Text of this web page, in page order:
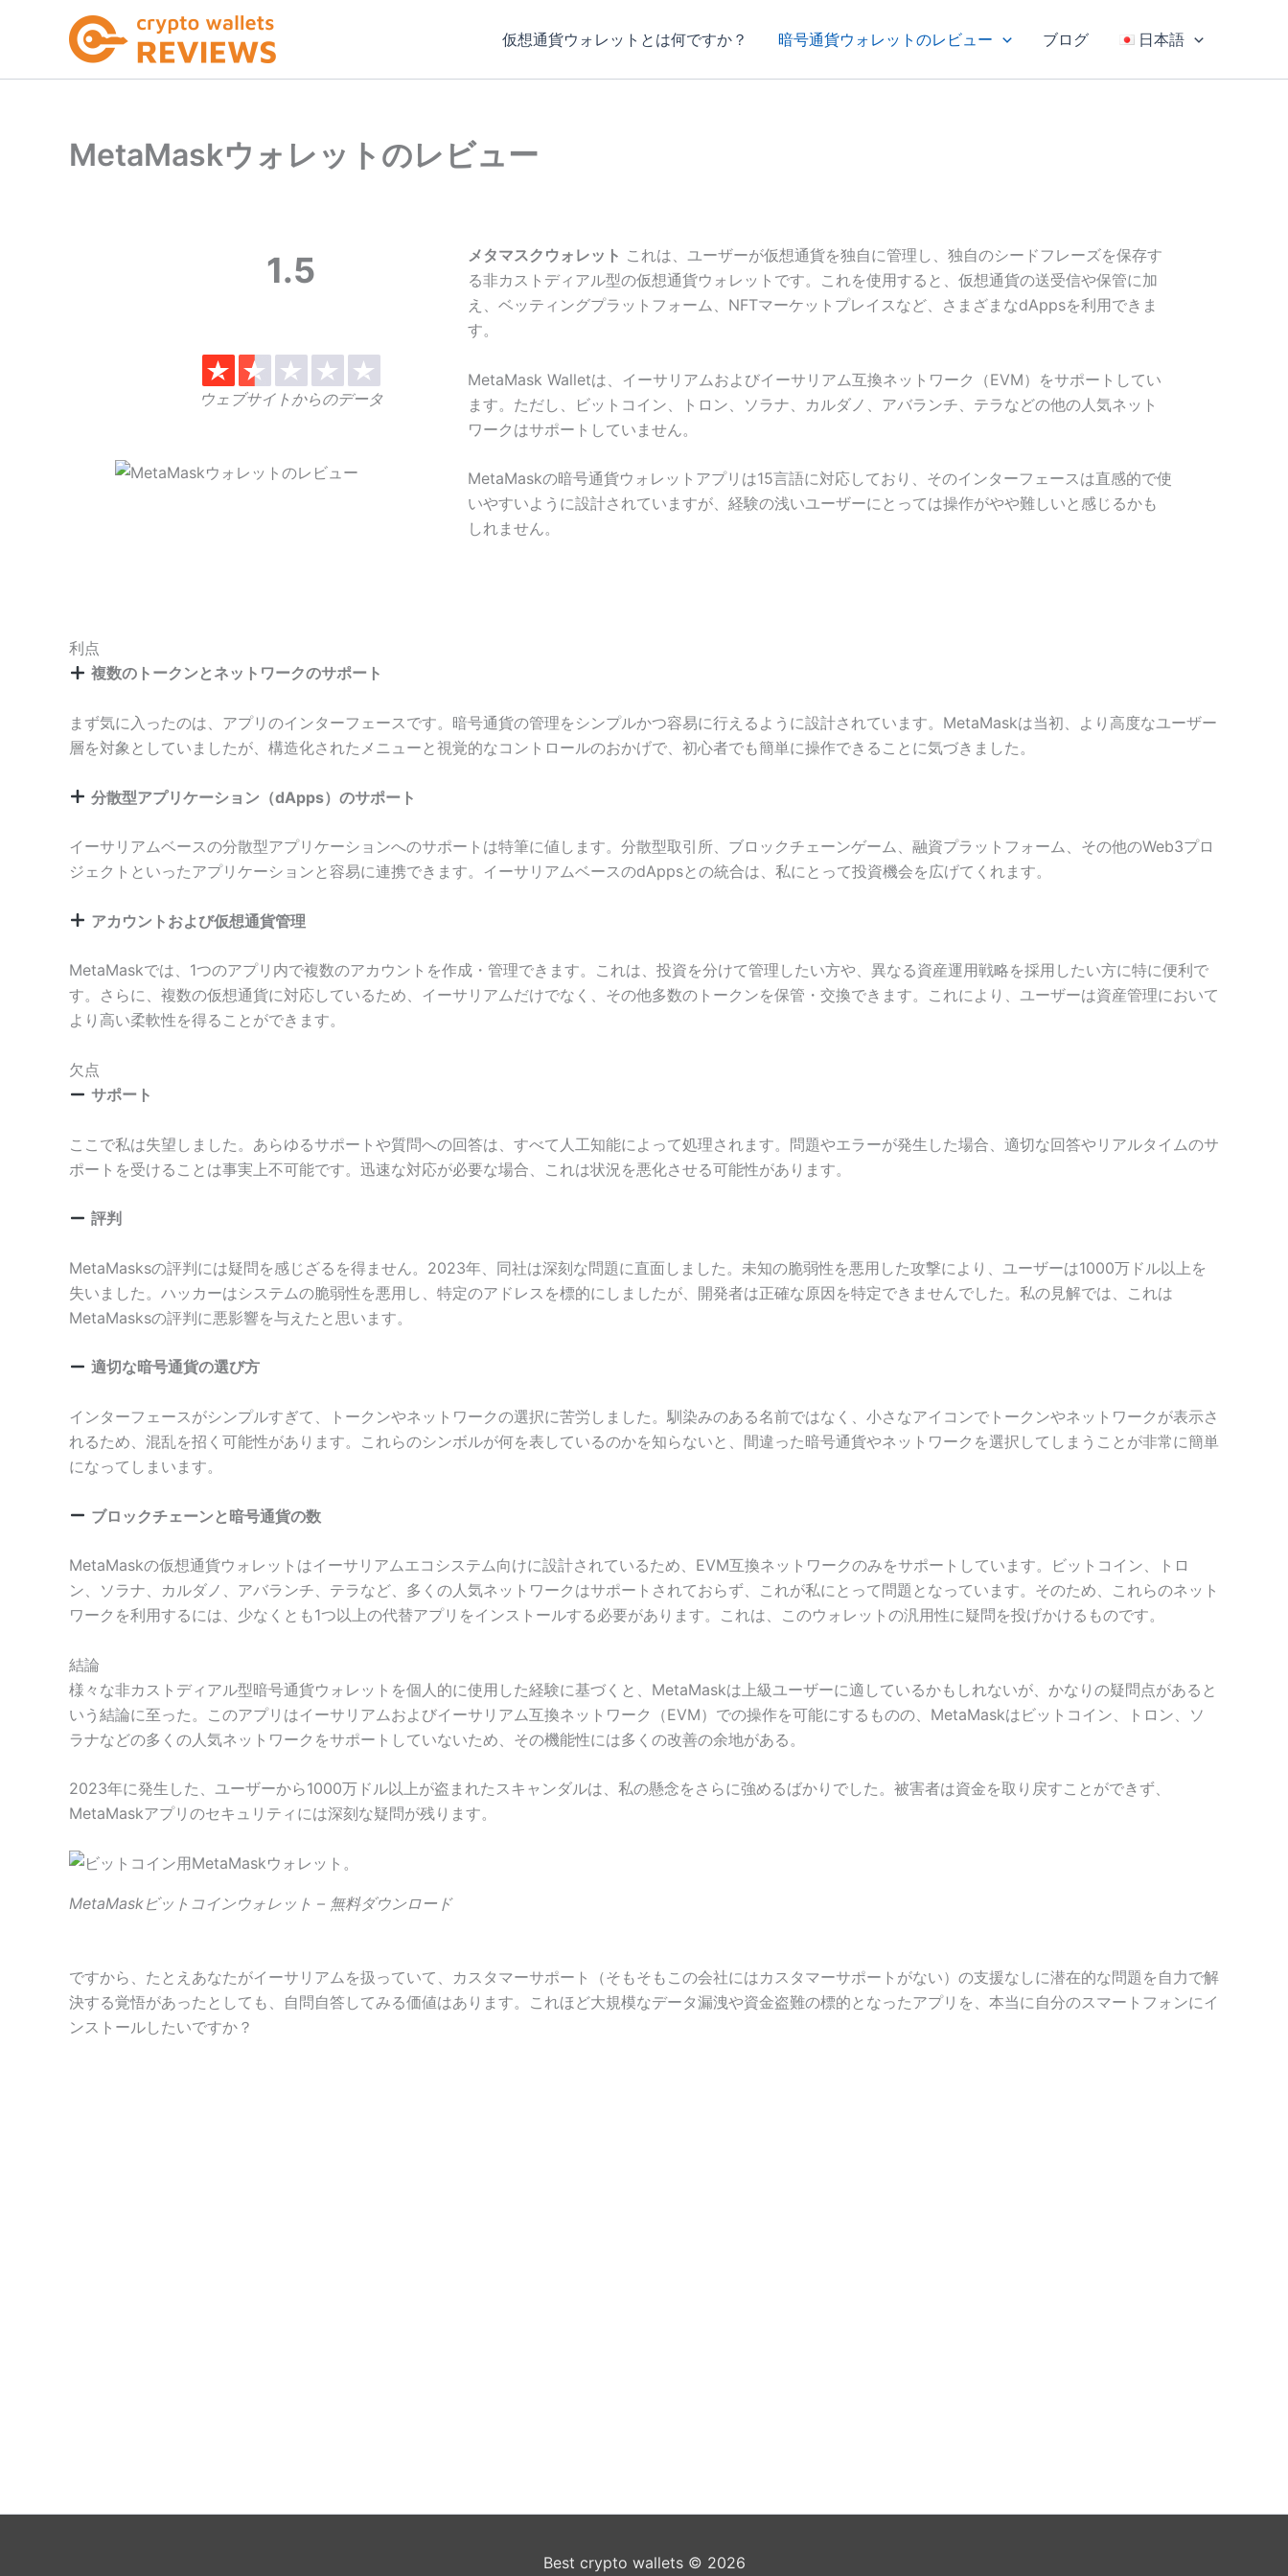
仮想通貨ウォレットとは何ですか？ 暗号通貨ウォレットのレビュー ブログ 日本語
MetaMaskウォレットのレビュー
1.5
ウェブサイトからのデータ
メタマスクウォレット これは、ユーザーが仮想通貨を独自に管理し、独自のシードフレーズを保存す
る非カストディアル型の仮想通貨ウォレットです。これを使用すると、仮想通貨の送受信や保管に加
え、ベッティングプラットフォーム、NFTマーケットプレイスなど、さまざまなdAppsを利用できま
す。
MetaMask Walletは、イーサリアムおよびイーサリアム互換ネットワーク（EVM）をサポートしてい
ます。ただし、ビットコイン、トロン、ソラナ、カルダノ、アバランチ、テラなどの他の人気ネット
ワークはサポートしていません。
MetaMaskの暗号通貨ウォレットアプリは15言語に対応しており、そのインターフェースは直感的で使
いやすいように設計されていますが、経験の浅いユーザーにとっては操作がやや難しいと感じるかも
しれません。
利点
複数のトークンとネットワークのサポート
まず気に入ったのは、アプリのインターフェースです。暗号通貨の管理をシンプルかつ容易に行えるように設計されています。MetaMaskは当初、より高度なユーザー
層を対象としていましたが、構造化されたメニューと視覚的なコントロールのおかげで、初心者でも簡単に操作できることに気づきました。
分散型アプリケーション（dApps）のサポート
イーサリアムベースの分散型アプリケーションへのサポートは特筆に値します。分散型取引所、ブロックチェーンゲーム、融資プラットフォーム、その他のWeb3プロ
ジェクトといったアプリケーションと容易に連携できます。イーサリアムベースのdAppsとの統合は、私にとって投資機会を広げてくれます。
アカウントおよび仮想通貨管理
MetaMaskでは、1つのアプリ内で複数のアカウントを作成・管理できます。これは、投資を分けて管理したい方や、異なる資産運用戦略を採用したい方に特に便利で
す。さらに、複数の仮想通貨に対応しているため、イーサリアムだけでなく、その他多数のトークンを保管・交換できます。これにより、ユーザーは資産管理において
より高い柔軟性を得ることができます。
欠点
サポート
ここで私は失望しました。あらゆるサポートや質問への回答は、すべて人工知能によって処理されます。問題やエラーが発生した場合、適切な回答やリアルタイムのサ
ポートを受けることは事実上不可能です。迅速な対応が必要な場合、これは状況を悪化させる可能性があります。
評判
MetaMasksの評判には疑問を感じざるを得ません。2023年、同社は深刻な問題に直面しました。未知の脆弱性を悪用した攻撃により、ユーザーは1000万ドル以上を
失いました。ハッカーはシステムの脆弱性を悪用し、特定のアドレスを標的にしましたが、開発者は正確な原因を特定できませんでした。私の見解では、これは
MetaMasksの評判に悪影響を与えたと思います。
適切な暗号通貨の選び方
インターフェースがシンプルすぎて、トークンやネットワークの選択に苦労しました。馴染みのある名前ではなく、小さなアイコンでトークンやネットワークが表示さ
れるため、混乱を招く可能性があります。これらのシンボルが何を表しているのかを知らないと、間違った暗号通貨やネットワークを選択してしまうことが非常に簡単
になってしまいます。
ブロックチェーンと暗号通貨の数
MetaMaskの仮想通貨ウォレットはイーサリアムエコシステム向けに設計されているため、EVM互換ネットワークのみをサポートしています。ビットコイン、トロ
ン、ソラナ、カルダノ、アバランチ、テラなど、多くの人気ネットワークはサポートされておらず、これが私にとって問題となっています。そのため、これらのネット
ワークを利用するには、少なくとも1つ以上の代替アプリをインストールする必要があります。これは、このウォレットの汎用性に疑問を投げかけるものです。
結論
様々な非カストディアル型暗号通貨ウォレットを個人的に使用した経験に基づくと、MetaMaskは上級ユーザーに適しているかもしれないが、かなりの疑問点があると
いう結論に至った。このアプリはイーサリアムおよびイーサリアム互換ネットワーク（EVM）での操作を可能にするものの、MetaMaskはビットコイン、トロン、ソ
ラナなどの多くの人気ネットワークをサポートしていないため、その機能性には多くの改善の余地がある。
2023年に発生した、ユーザーから1000万ドル以上が盗まれたスキャンダルは、私の懸念をさらに強めるばかりでした。被害者は資金を取り戻すことができず、
MetaMaskアプリのセキュリティには深刻な疑問が残ります。
MetaMaskビットコインウォレット – 無料ダウンロード
ですから、たとえあなたがイーサリアムを扱っていて、カスタマーサポート（そもそもこの会社にはカスタマーサポートがない）の支援なしに潜在的な問題を自力で解
決する覚悟があったとしても、自問自答してみる価値はあります。これほど大規模なデータ漏洩や資金盗難の標的となったアプリを、本当に自分のスマートフォンにイ
ンストールしたいですか？
Best crypto wallets © 2026